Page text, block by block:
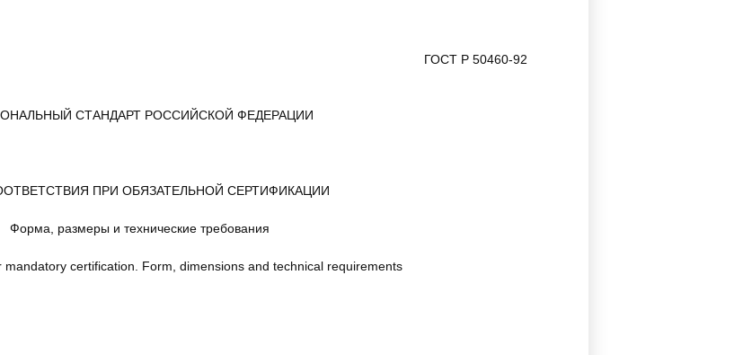
ГОСТ Р 50460-92
СТАНДАРТ РОССИЙСКОЙ ФЕДЕРАЦИИ
ПРИ ОБЯЗАТЕЛЬНОЙ СЕРТИФИКАЦИИ
Форма, размеры и технические требования
mandatory certification. Form, dimensions and technical requirements